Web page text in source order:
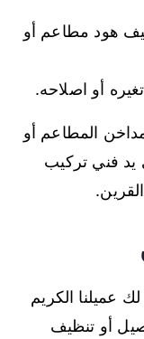
هود مطاعم أو
أو اصلاحه.
المطاعم أو
فني تركيب
عميلنا الكريم
أو تنظيف